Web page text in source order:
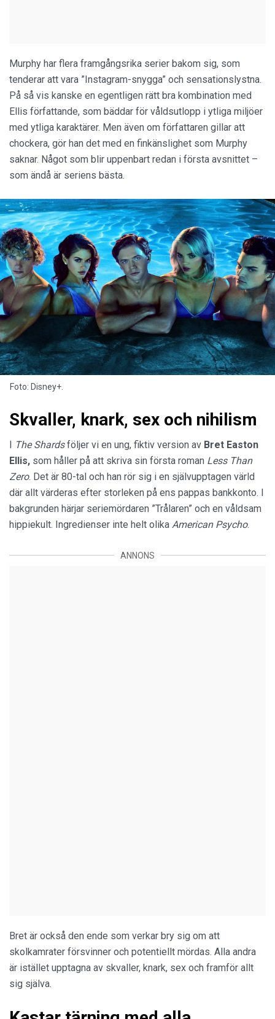
Murphy har flera framgångsrika serier bakom sig, som
tenderar att vara ”Instagram-snygga” och sensationslystna.
På så vis kanske en egentligen rätt bra kombination med
Ellis författande, som bäddar för våldsutlopp i ytliga miljöer
med ytliga karaktärer. Men även om författaren gillar att
chockera, gör han det med en finkänslighet som Murphy
saknar. Något som blir uppenbart redan i första avsnittet –
som ändå är seriens bästa.
Foto: Disney+.
Skvaller, knark, sex och nihilism
I The Shardsföljer vi en ung, fiktiv version av Bret Easton
Ellis, som håller på att skriva sin första roman Less Than
Zero. Det är 80-tal och han rör sig i en självupptagen värld
där allt värderas efter storleken på ens pappas bankkonto. I
bakgrunden härjar seriemördaren ”Trålaren” och en våldsam
hippiekult. Ingredienser inte helt olika American Psycho.
ANNONS
Bret är också den ende som verkar bry sig om att
skolkamrater försvinner och potentiellt mördas. Alla andra
är istället upptagna av skvaller, knark, sex och framför allt
sig själva.